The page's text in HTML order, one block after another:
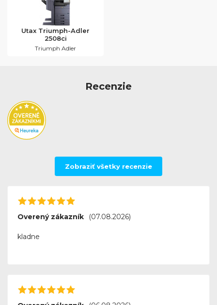
Utax Triumph-Adler
2508ci
Triumph Adler
Recenzie
Zobraziť všetky recenzie
Overený zákazník (07.08.2026)
kladne